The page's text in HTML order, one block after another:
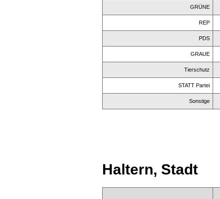
GRÜNE
REP
PDS
GRAUE
Tierschutz
STATT Partei
Sonstige
Haltern, Stadt